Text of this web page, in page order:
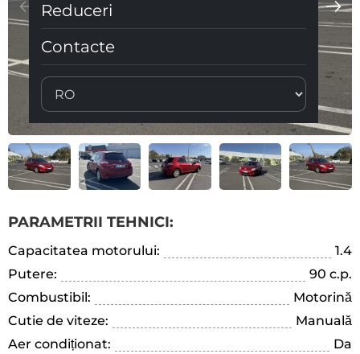
Reduceri
Contacte
PARAMETRII TEHNICI:
Capacitatea motorului:
1.4
Putere:
90 c.p.
Combustibil:
Motorină
Cutie de viteze:
Manuală
Aer condiționat:
Da